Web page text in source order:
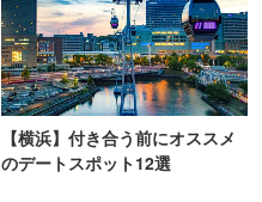
【横浜】付き合う前にオススメ
のデートスポット12選